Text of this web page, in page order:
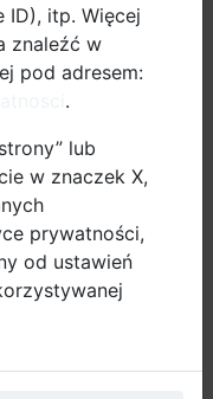
ID), itp. Więcej
znaleźć w
pod adresem:
.
lub
w znaczek X,
prywatności,
od ustawień